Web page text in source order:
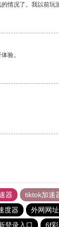
情况了。我以前玩
验。
器 tiktok加速
度器 外网网
登录入口 6f